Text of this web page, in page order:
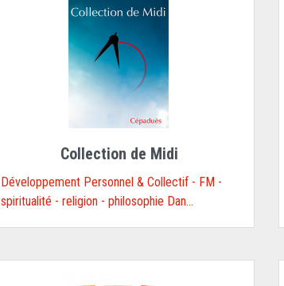
Collection de Midi
Développement Personnel & Collectif - FM -
spiritualité - religion - philosophie Dan...